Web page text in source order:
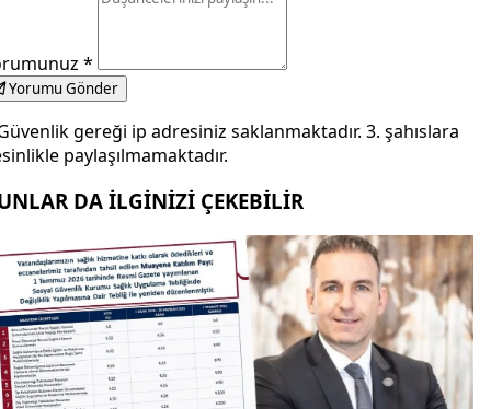
*
Yorumu Gönder
gereği ip adresiniz saklanmaktadır. 3. şahıslara
paylaşılmamaktadır.
DA İLGİNİZİ ÇEKEBİLİR